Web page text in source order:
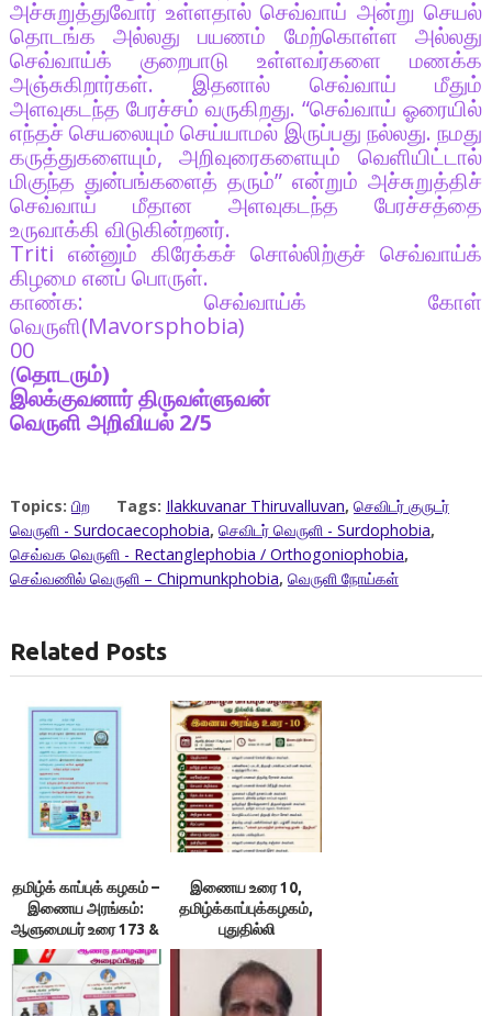
அச்சுறுத்துவோர் உள்ளதால் செவ்வாய் அன்று செயல்
தொடங்க அல்லது பயணம் மேற்கொள்ள அல்லது
செவ்வாய்க் குறைபாடு உள்ளவர்களை மணக்க
அஞ்சுகிறார்கள். இதனால் செவ்வாய் மீதும்
அளவுகடந்த பேரச்சம் வருகிறது. “செவ்வாய் ஓரையில்
எந்தச் செயலையும் செய்யாமல் இருப்பது நல்லது. நமது
கருத்துகளையும், அறிவுரைகளையும் வெளியிட்டால்
மிகுந்த துன்பங்களைத் தரும்” என்றும் அச்சுறுத்திச்
செவ்வாய் மீதான அளவுகடந்த பேரச்சத்தை
உருவாக்கி விடுகின்றனர்.
Triti என்னும் கிரேக்கச் சொல்லிற்குச் செவ்வாய்க்
கிழமை எனப் பொருள்.
காண்க: செவ்வாய்க் கோள்
வெருளி(Mavorsphobia)
00
(தொடரும்)
இலக்குவனார் திருவள்ளுவன்
வெருளி அறிவியல் 2/5
Topics: பிற Tags: Ilakkuvanar Thiruvalluvan, செவிடர் குருடர்
வெருளி - Surdocaecophobia, செவிடர் வெருளி - Surdophobia,
செவ்வக வெருளி - Rectanglephobia / Orthogoniophobia,
செவ்வணில் வெருளி – Chipmunkphobia, வெருளி நோய்கள்
Related Posts
தமிழ்க் காப்புக் கழகம் –
இணைய அரங்கம்:
ஆளுமையர் உரை 173 &
174 ; நூலரங்கம்
இணைய உரை 10,
தமிழ்க்காப்புக்கழகம்,
புதுதில்லி